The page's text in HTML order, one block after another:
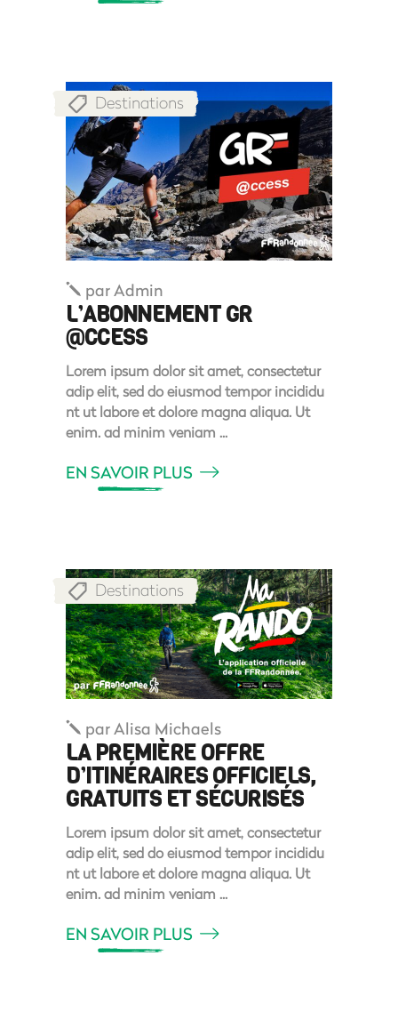
Destinations
parAdmin
L’ABONNEMENT GR
@CCESS
Lorem ipsum dolor sit amet, consectetur
adip elit, sed do eiusmod tempor incididu
nt ut labore et dolore magna aliqua. Ut
enim. ad minim veniam
EN SAVOIR PLUS
Destinations
parAlisa Michaels
LA PREMIÈRE OFFRE
D’ITINÉRAIRES OFFICIELS,
GRATUITS ET SÉCURISÉS
Lorem ipsum dolor sit amet, consectetur
adip elit, sed do eiusmod tempor incididu
nt ut labore et dolore magna aliqua. Ut
enim. ad minim veniam
EN SAVOIR PLUS